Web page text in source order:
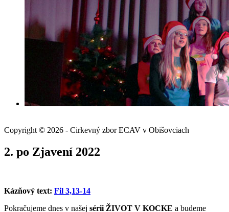
Copyright © 2026 - Cirkevný zbor ECAV v Obišovciach
2. po Zjavení 2022
Kázňový text: Fil 3,13-14
Pokračujeme dnes v našej sérii ŽIVOT V KOCKE a budeme